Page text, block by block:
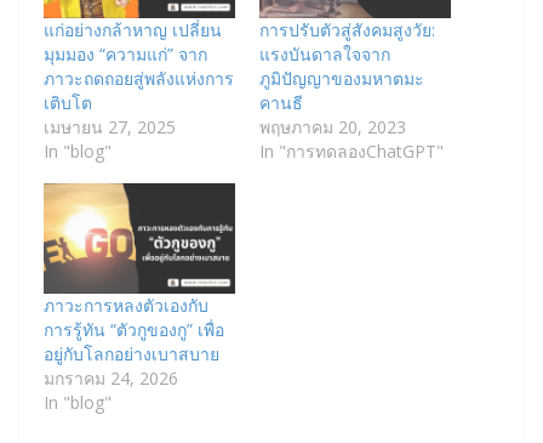
แก่อย่างกล้าหาญ เปลี่ยน
มุมมอง “ความแก่” จาก
ภาวะถดถอยสู่พลังแห่งการ
เติบโต
เมษายน 27, 2025
In "blog"
การปรับตัวสู่สังคมสูงวัย:
แรงบันดาลใจจาก
ภูมิปัญญาของมหาตมะ
คานธี
พฤษภาคม 20, 2023
In "การทดลองChatGPT"
ภาวะการหลงตัวเองกับ
การรู้ทัน “ตัวกูของกู” เพื่อ
อยู่กับโลกอย่างเบาสบาย
มกราคม 24, 2026
In "blog"